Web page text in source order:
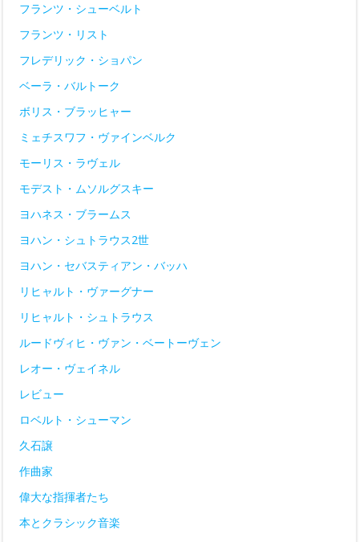
フランツ・シューベルト
フランツ・リスト
フレデリック・ショパン
ベーラ・バルトーク
ボリス・ブラッヒャー
ミェチスワフ・ヴァインベルク
モーリス・ラヴェル
モデスト・ムソルグスキー
ヨハネス・ブラームス
ヨハン・シュトラウス2世
ヨハン・セバスティアン・バッハ
リヒャルト・ヴァーグナー
リヒャルト・シュトラウス
ルードヴィヒ・ヴァン・ベートーヴェン
レオー・ヴェイネル
レビュー
ロベルト・シューマン
久石譲
作曲家
偉大な指揮者たち
本とクラシック音楽